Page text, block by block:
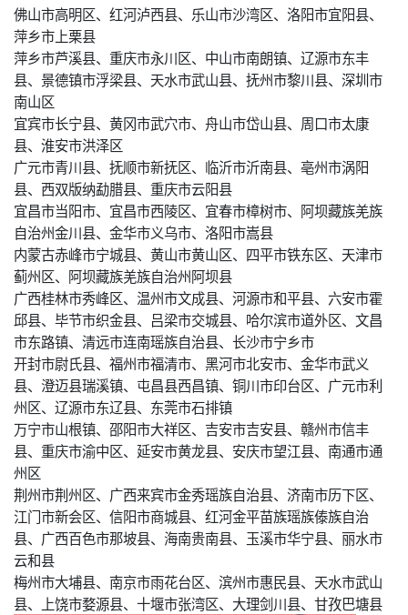
佛山市高明区、红河泸西县、乐山市沙湾区、洛阳市宜阳县、
萍乡市上栗县
萍乡市芦溪县、重庆市永川区、中山市南朗镇、辽源市东丰
县、景德镇市浮梁县、天水市武山县、抚州市黎川县、深圳市
南山区
宜宾市长宁县、黄冈市武穴市、舟山市岱山县、周口市太康
县、淮安市洪泽区
广元市青川县、抚顺市新抚区、临沂市沂南县、亳州市涡阳
县、西双版纳勐腊县、重庆市云阳县
宜昌市当阳市、宜昌市西陵区、宜春市樟树市、阿坝藏族羌族
自治州金川县、金华市义乌市、洛阳市嵩县
内蒙古赤峰市宁城县、黄山市黄山区、四平市铁东区、天津市
蓟州区、阿坝藏族羌族自治州阿坝县
广西桂林市秀峰区、温州市文成县、河源市和平县、六安市霍
邱县、毕节市织金县、吕梁市交城县、哈尔滨市道外区、文昌
市东路镇、清远市连南瑶族自治县、长沙市宁乡市
开封市尉氏县、福州市福清市、黑河市北安市、金华市武义
县、澄迈县瑞溪镇、屯昌县西昌镇、铜川市印台区、广元市利
州区、辽源市东辽县、东莞市石排镇
万宁市山根镇、邵阳市大祥区、吉安市吉安县、赣州市信丰
县、重庆市渝中区、延安市黄龙县、安庆市望江县、南通市通
州区
荆州市荆州区、广西来宾市金秀瑶族自治县、济南市历下区、
江门市新会区、信阳市商城县、红河金平苗族瑶族傣族自治
县、广西百色市那坡县、海南贵南县、玉溪市华宁县、丽水市
云和县
梅州市大埔县、南京市雨花台区、滨州市惠民县、天水市武山
县、上饶市婺源县、十堰市张湾区、大理剑川县、甘孜巴塘县